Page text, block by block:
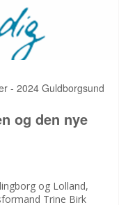
- 2024 Guldborgsund
og den nye
og Lolland,
Trine Birk